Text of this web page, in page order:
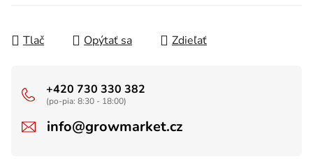
Tlač Opýtať sa Zdieľať
+420 730 330 382
(po-pia: 8:30 - 18:00)
info@growmarket.cz